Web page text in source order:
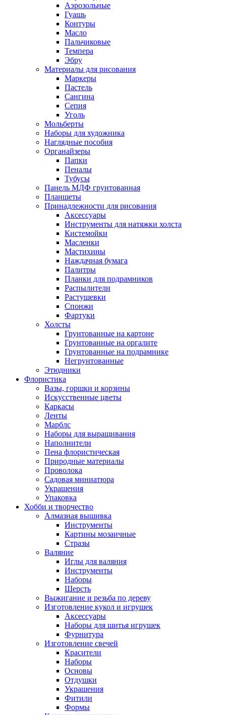
Аэрозольные
Гуашь
Контуры
Масло
Пальчиковые
Темпера
Эбру
Материалы для рисования
Маркеры
Пастель
Сангина
Сепия
Уголь
Мольберты
Наборы для художника
Наглядные пособия
Органайзеры
Папки
Пеналы
Тубусы
Панель МДФ грунтованная
Планшеты
Принадлежности для рисования
Аксессуары
Инструменты для натяжки холста
Кистемойки
Масленки
Мастихины
Наждачная бумага
Палитры
Планки для подрамников
Распылители
Растушевки
Спонжи
Фартуки
Холсты
Грунтованные на картоне
Грунтованные на оргалите
Грунтованные на подрамнике
Негрунтованные
Этюдники
Флористика
Вазы, горшки и корзины
Искусственные цветы
Каркасы
Ленты
Марблс
Наборы для выращивания
Наполнители
Пена флористическая
Природные материалы
Проволока
Садовая миниатюра
Украшения
Упаковка
Хобби и творчество
Алмазная вышивка
Инструменты
Картины мозаичные
Стразы
Валяние
Иглы для валяния
Инструменты
Наборы
Шерсть
Выжигание и резьба по дереву
Изготовление кукол и игрушек
Аксессуары
Наборы для шитья игрушек
Фурнитура
Изготовление свечей
Красители
Наборы
Основы
Отдушки
Украшения
Фитили
Формы